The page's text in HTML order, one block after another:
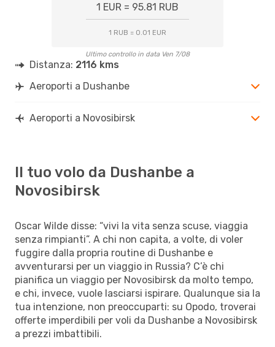
1 EUR = 95.81 RUB
1 RUB = 0.01 EUR
Ultimo controllo in data Ven 7/08
Distanza: 2116 kms
Aeroporti a Dushanbe
Aeroporti a Novosibirsk
Il tuo volo da Dushanbe a
Novosibirsk
Oscar Wilde disse: “vivi la vita senza scuse, viaggia
senza rimpianti”. A chi non capita, a volte, di voler
fuggire dalla propria routine di Dushanbe e
avventurarsi per un viaggio in Russia? C’è chi
pianifica un viaggio per Novosibirsk da molto tempo,
e chi, invece, vuole lasciarsi ispirare. Qualunque sia la
tua intenzione, non preoccuparti: su Opodo, troverai
offerte imperdibili per voli da Dushanbe a Novosibirsk
a prezzi imbattibili.